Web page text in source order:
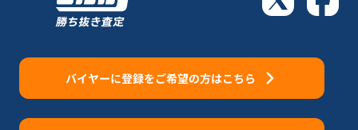
バイヤーに登録をご希望の方はこちら